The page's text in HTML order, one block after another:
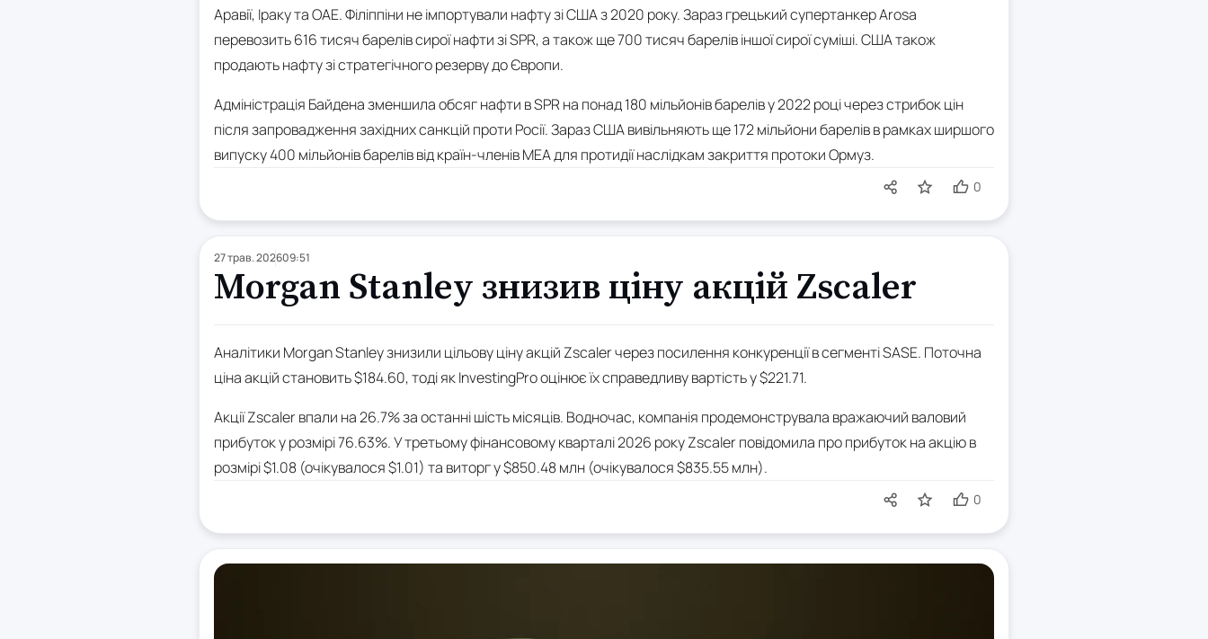
Аравії, Іраку та ОАЕ. Філіппіни не імпортували нафту зі США з 2020 року. Зараз грецький супертанкер Arosa
перевозить 616 тисяч барелів сирої нафти зі SPR, а також ще 700 тисяч барелів іншої сирої суміші. США також
продають нафту зі стратегічного резерву до Європи.
Адміністрація Байдена зменшила обсяг нафти в SPR на понад 180 мільйонів барелів у 2022 році через стрибок цін
після запровадження західних санкцій проти Росії. Зараз США вивільняють ще 172 мільйони барелів в рамках ширшого
випуску 400 мільйонів барелів від країн-членів МЕА для протидії наслідкам закриття протоки Ормуз.
0
27 трав. 202609:51
Morgan Stanley знизив ціну акцій Zscaler
Аналітики Morgan Stanley знизили цільову ціну акцій Zscaler через посилення конкуренції в сегменті SASE. Поточна
ціна акцій становить $184.60, тоді як InvestingPro оцінює їх справедливу вартість у $221.71.
Акції Zscaler впали на 26.7% за останні шість місяців. Водночас, компанія продемонструвала вражаючий валовий
прибуток у розмірі 76.63%. У третьому фінансовому кварталі 2026 року Zscaler повідомила про прибуток на акцію в
розмірі $1.08 (очікувалося $1.01) та виторг у $850.48 млн (очікувалося $835.55 млн).
0